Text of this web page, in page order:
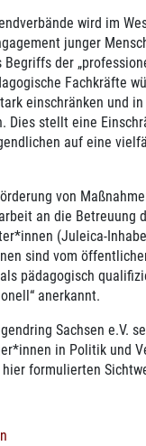
wird im
junger
Begriffs der
Fachkräfte
einschränken und
Dies stellt eine
auf eine
von
an die Betreuung
(Juleica-
sind vom
pädagogisch
anerkannt.
Sachsen e.V.
in Politik und
formulierten